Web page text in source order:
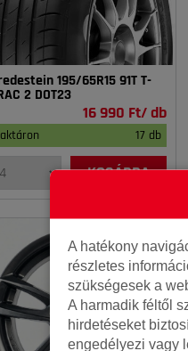
195/65R15 91T T-
2 DOT23
16 990 Ft/ db
17 db
KOSÁRBA
A hatékony
részletes
szükségesek a
A harmadik féltől
hirdetéseket
engedélyezi vagy